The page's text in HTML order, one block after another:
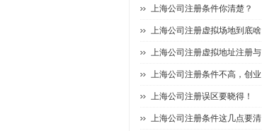
上海公司注册条件你清楚？
上海公司注册虚拟场地到底啥
上海公司注册虚拟地址注册与
上海公司注册条件不高，创业
上海公司注册误区要晓得！
上海公司注册条件这几点要清